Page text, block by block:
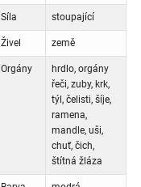
Síla stoupající
Živel země
Orgány
hrdlo, orgány
řeči, zuby, krk,
týl, čelisti, šíje,
ramena,
mandle, uši,
chuť, čich,
štítná žláza